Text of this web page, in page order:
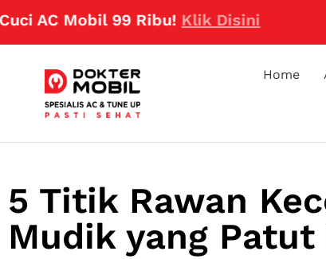
Mobil 99 Ribu!Klik Disini
Home
5 Titik Rawan
Mudik yang